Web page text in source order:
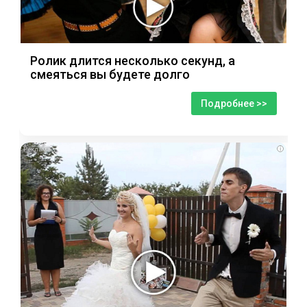
Ролик длится несколько секунд, а
смеяться вы будете долго
Подробнее >>
i